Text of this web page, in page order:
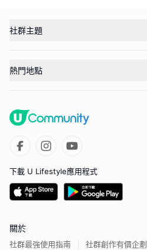
社群主題
熱門地點
下載 U Lifestyle應用程式
關於
社群最強使用指南
社群創作有價企劃